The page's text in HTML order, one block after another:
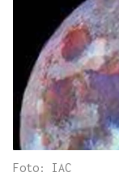
Foto: IAC